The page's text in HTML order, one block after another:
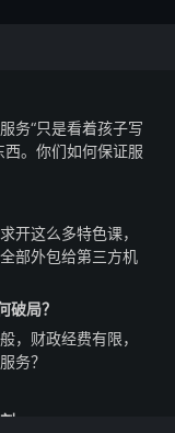
务“只是看着孩子写
。你们如何保证服
开这么多特色课，
部外包给第三方机
破局？
，财政经费有限，
务？